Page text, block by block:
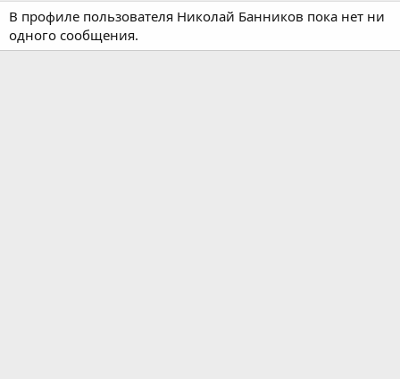
В профиле пользователя Николай Банников пока нет ни
одного сообщения.